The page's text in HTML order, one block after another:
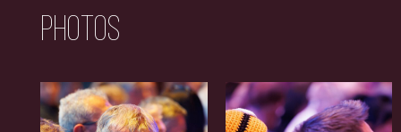
Photos